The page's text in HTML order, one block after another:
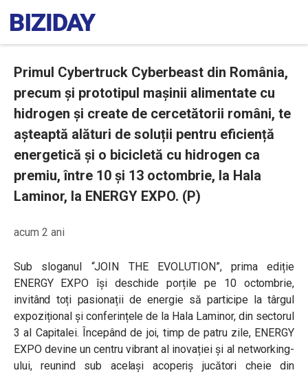
Primul Cybertruck Cyberbeast din România,
precum și prototipul mașinii alimentate cu
hidrogen și create de cercetătorii români, te
așteaptă alături de soluții pentru eficiență
energetică și o bicicletă cu hidrogen ca
premiu, între 10 și 13 octombrie, la Hala
Laminor, la ENERGY EXPO. (P)
acum 2 ani
Sub sloganul “JOIN THE EVOLUTION”, prima ediție
ENERGY EXPO își deschide porțile pe 10 octombrie,
invitând toți pasionații de energie să participe la târgul
expozițional și conferințele de la Hala Laminor, din sectorul
3 al Capitalei. Începând de joi, timp de patru zile, ENERGY
EXPO devine un centru vibrant al inovației și al networking-
ului, reunind sub același acoperiș jucători cheie din